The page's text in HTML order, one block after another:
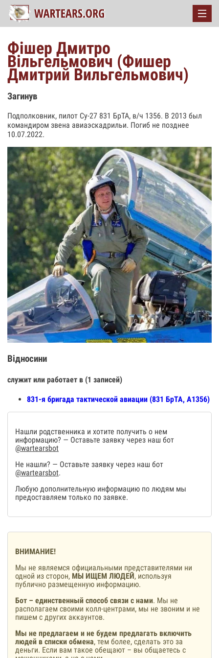
Фішер Дмитро
Вільгельмович (Фишер
Дмитрий Вильгельмович)
Загинув
Подполковник, пилот Су-27 831 БрТА, в/ч 1356. В 2013 был
командиром звена авиаэскадрильи. Погиб не позднее
10.07.2022.
Відносини
служит или работает в (1 записей)
831-я бригада тактической авиации (831 БрТА, А1356)
Нашли родственника и хотите получить о нем
информацию? — Оставьте заявку через наш бот
@wartearsbot
Не нашли? — Оставьте заявку через наш бот
@wartearsbot.
Любую дополнительную информацию по людям мы
предоставляем только по заявке.
ВНИМАНИЕ!
Мы не являемся официальными представителями ни
одной из сторон, МЫ ИЩЕМ ЛЮДЕЙ, используя
публично размещенную информацию.
Бот – единственный способ связи с нами. Мы не
располагаем своими колл-центрами, мы не звоним и не
пишем с других аккаунтов.
Мы не предлагаем и не будем предлагать включить
людей в списки обмена, тем более, сделать это за
деньги. Если вам такое обещают – вы общаетесь с